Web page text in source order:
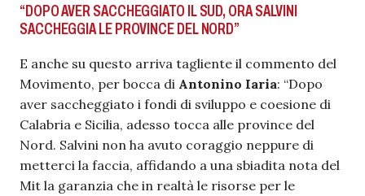
“DOPO AVER SACCHEGGIATO IL SUD, ORA SALVINI
SACCHEGGIA LE PROVINCE DEL NORD”
E anche su questo arriva tagliente il commento del
Movimento, per bocca di Antonino Iaria: “Dopo
aver saccheggiato i fondi di sviluppo e coesione di
Calabria e Sicilia, adesso tocca alle province del
Nord. Salvini non ha avuto coraggio neppure di
metterci la faccia, affidando a una sbiadita nota del
Mit la garanzia che in realtà le risorse per le